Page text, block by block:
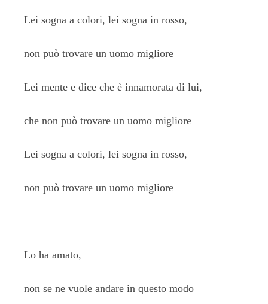
Lei sogna a colori, lei sogna in rosso,
non può trovare un uomo migliore
Lei mente e dice che è innamorata di lui,
che non può trovare un uomo migliore
Lei sogna a colori, lei sogna in rosso,
non può trovare un uomo migliore
Lo ha amato,
non se ne vuole andare in questo modo